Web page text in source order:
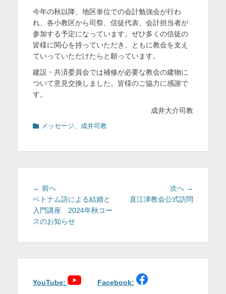
今年の秋以降、地区単位での会計勉強会が行わ
れ、各小教区から司祭、信徒代表、会計担当者が
参加する予定になっています。ぜひ多くの信徒の
皆様に関心を持っていただき、ともに教会を支え
ていっていただけたらと願っています。
建設・共済委員会では補修が必要な教会の建物に
ついて意見交換しました。皆様のご協力に感謝で
す。
成井大介司教
カ メッセージ 成井司教
投
稿
ナ
ビ
シ
ン
← 前へ
の
投
稿:
ベトナム語による結婚と
入門講座 2024年秋コー
スのお知らせ
次へ →
直江津教会公式訪問
YouTube: Facebook: